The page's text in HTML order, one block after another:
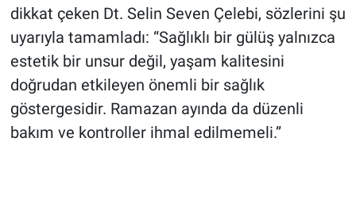
dikkat çeken Dt. Selin Seven Çelebi, sözlerini şu
uyarıyla tamamladı: “Sağlıklı bir gülüş yalnızca
estetik bir unsur değil, yaşam kalitesini
doğrudan etkileyen önemli bir sağlık
göstergesidir. Ramazan ayında da düzenli
bakım ve kontroller ihmal edilmemeli.”